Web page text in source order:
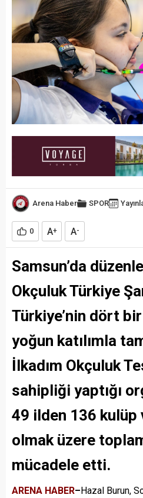
Arena Haber SPOR
0 A+ A-
Samsun’da
Okçuluk Türkiye
Türkiye’nin dört
yoğun katılımla
İlkadım Okçuluk
sahipliği yaptığı
49 ilden 136 kulüp
olmak üzere
mücadele etti.
ARENA HABER–Hazal Burun,